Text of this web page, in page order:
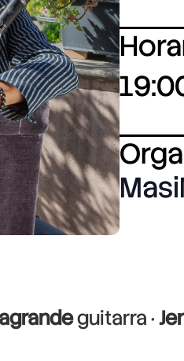
guitarra ·